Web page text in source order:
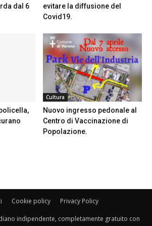
dal 6
evitare la diffusione del
Covid19.
Cultura
Nuovo ingresso pedonale al
Centro di Vaccinazione di
Popolazione.
Cookie policy Privacy Policy
indipendente, completamente gratuito con